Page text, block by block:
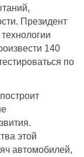
Президент
140
по
этой
автомобилей,